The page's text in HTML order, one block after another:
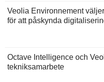
Veolia Environnement
för att påskynda
Octave Intelligence och
tekniksamarbete